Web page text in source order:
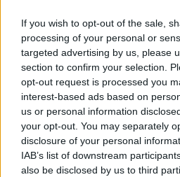
If you wish to opt-out of the sale,
processing of your personal or
targeted advertising by us, please
section to confirm your selection.
opt-out request is processed you
interest-based ads based on
us or personal information
your opt-out. You may separately
disclosure of your personal
IAB’s list of downstream
also be disclosed by us to third
Tháliában
Elindultak a Tóték próbái a Thália
Örkény István kisregényén
ősbemutatójára szintén a Thália
ben. Ezúttal Kovács Lehel
Csarnóy Zsuzsanna, Kovács
Tamási Zoltán szereplésével